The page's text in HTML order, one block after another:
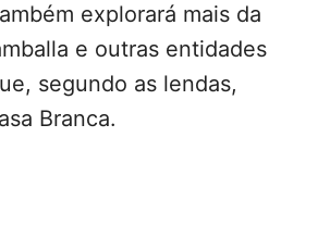
explorará mais da
e outras entidades
segundo as lendas,
Branca.